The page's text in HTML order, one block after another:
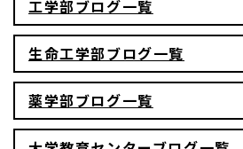
工学部ブログ一覧
生命工学部ブログ一覧
薬学部ブログ一覧